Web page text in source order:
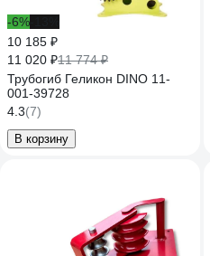
-6%
10 185 ₽
11 020 ₽11 774 ₽
Трубогиб Геликон DINO 11-
001-39728
4.3(7)
В корзину